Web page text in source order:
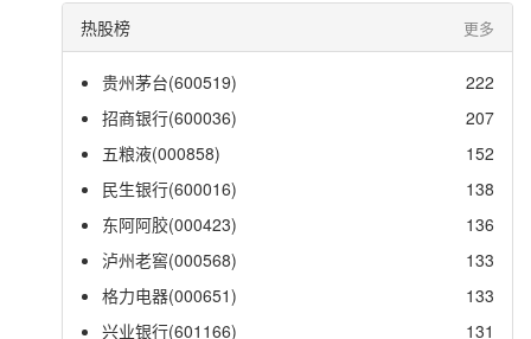
热股榜 更多
贵州茅台(600519)
222
招商银行(600036)
207
五粮液(000858)
152
民生银行(600016)
138
东阿阿胶(000423)
136
泸州老窖(000568)
133
格力电器(000651)
133
兴业银行(601166)
131